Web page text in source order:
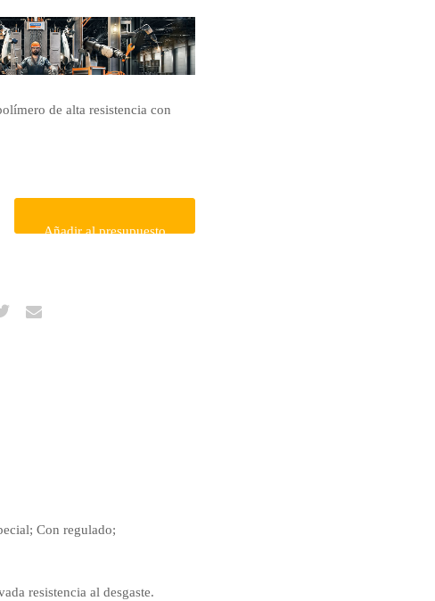
de alta resistencia con
Añadir al presupuesto
Con regulado;
resistencia al desgaste.